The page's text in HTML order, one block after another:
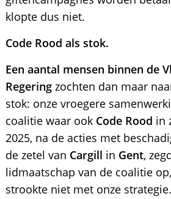
klopte dus niet.
Code Rood als stok.
Een aantal mensen binnen de
Regeringzochten dan maar
stok: onze vroegere
coalitie waar ook Code Rood in
2025, na de acties met
de zetel van Cargill in Gent,
lidmaatschap van de coalitie
strookte niet met onze